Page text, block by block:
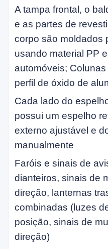
A tampa frontal, o
e as partes de
corpo são moldados
usando material PP
automóveis;
perfil de óxido de
Cada lado do
possui um espelho
externo ajustável e
manualmente
Faróis e sinais de
dianteiros, sinais de
direção, lanternas
combinadas (luzes
posição, sinais de
direção)